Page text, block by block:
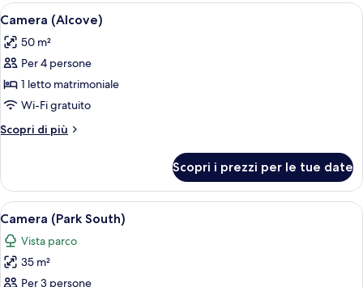
Apri
tutte
le
foto
per
Camera
(Alcove)
Una camera d'albergo con divano,
11
Camera (Alcove)
50 m²
Per 4 persone
1 letto matrimoniale
Wi-Fi gratuito
Scopri di più
Altri
(Alcove)
Scopri i prezzi per le tue date
Apri
tutte
le
foto
Camera d'albergo con un letto
6
Camera (Park South)
Vista parco
35 m²
Per 3 persone